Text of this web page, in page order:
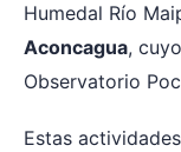
Humedal Río
Aconcagua,
Observatorio
Estas